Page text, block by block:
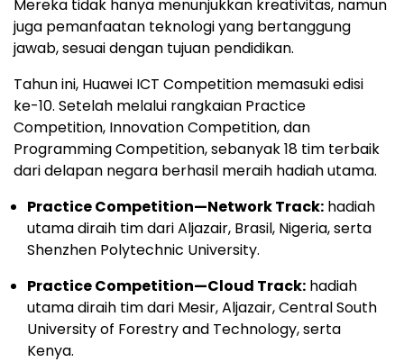
Mereka tidak hanya menunjukkan kreativitas, namun
juga pemanfaatan teknologi yang bertanggung
jawab, sesuai dengan tujuan pendidikan.
Tahun ini, Huawei ICT Competition memasuki edisi
ke-10. Setelah melalui rangkaian Practice
Competition, Innovation Competition, dan
Programming Competition, sebanyak 18 tim terbaik
dari delapan negara berhasil meraih hadiah utama.
Practice Competition—Network Track: hadiah
utama diraih tim dari Aljazair, Brasil, Nigeria, serta
Shenzhen Polytechnic University.
Practice Competition—Cloud Track: hadiah
utama diraih tim dari Mesir, Aljazair, Central South
University of Forestry and Technology, serta
Kenya.